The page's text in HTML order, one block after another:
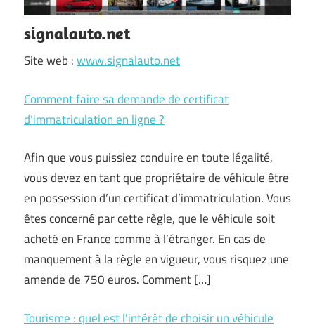
signalauto.net
Site web :www.signalauto.net
Comment faire sa demande de certificat
d’immatriculation en ligne ?
Afin que vous puissiez conduire en toute légalité,
vous devez en tant que propriétaire de véhicule être
en possession d’un certificat d’immatriculation. Vous
êtes concerné par cette règle, que le véhicule soit
acheté en France comme à l’étranger. En cas de
manquement à la règle en vigueur, vous risquez une
amende de 750 euros. Comment […]
Tourisme : quel est l’intérêt de choisir un véhicule